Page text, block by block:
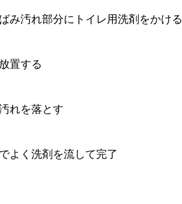
み汚れ部分にトイレ用洗剤をかける
置する
れを落とす
よく洗剤を流して完了